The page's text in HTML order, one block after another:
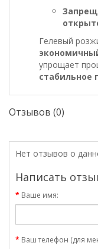
Гелевый
упрощает
стабильное
Отзывов (0)
Нет отзывов о
Написать
Ваше имя:
Ваш телефон (для